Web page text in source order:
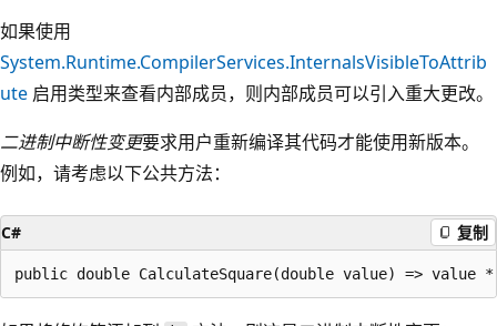
如果使用
System.Runtime.CompilerServices.InternalsVisibleToAttrib
ute 启用类型来查看内部成员，则内部成员可以引入重大更改。
二进制中断性变更要求用户重新编译其代码才能使用新版本。
例如，请考虑以下公共方法：
C# 复制